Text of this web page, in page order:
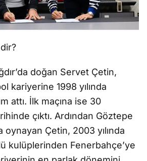
doğan Servet Çetin,
kariyerine 1998 yılında
attı. İlk maçına ise 30
çıktı. Ardından Göztepe
oynayan Çetin, 2003 yılında
kulüplerinden Fenerbahçe’ye